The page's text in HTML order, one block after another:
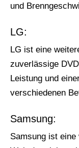
und
LG:
LG ist eine
zuverlässige
Leistung und
verschiedenen
Samsung:
Samsung ist